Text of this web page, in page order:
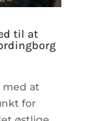
til at
med at
for